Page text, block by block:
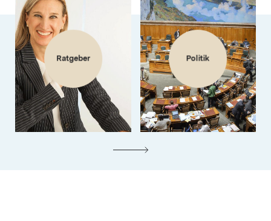
Ratgeber Politik